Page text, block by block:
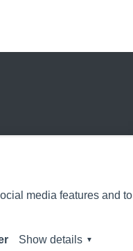
media features and to
Show details ▼